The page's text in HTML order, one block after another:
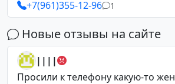
+7(961)355-12-96 1
Новые отзывы на сайте
||||
Просили к телефону какую-то